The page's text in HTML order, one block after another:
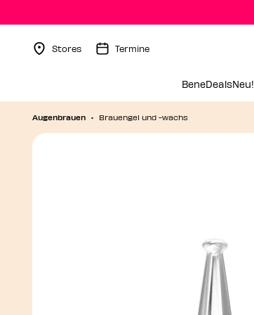
Stores Termine
BeneDealsNeu!
Augenbrauen Brauengel und -wachs